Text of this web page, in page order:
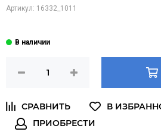
Артикул: 16332_1011